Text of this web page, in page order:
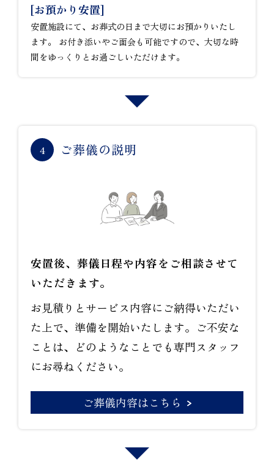
[お預かり安置]
安置施設にて、お葬式の日まで大切にお預かりいたし
ます。 お付き添いやご面会も可能ですので、大切な時
間をゆっくりとお過ごしいただけます。
4 ご葬儀の説明
安置後、葬儀日程や内容をご相談させて
いただきます。
お見積りとサービス内容にご納得いただい
た上で、準備を開始いたします。ご不安な
ことは、どのようなことでも専門スタッフ
にお尋ねください。
ご葬儀内容はこちら